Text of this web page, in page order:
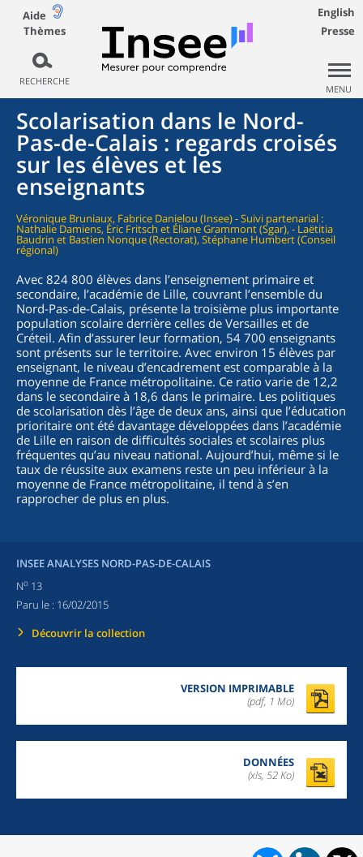
Aide
Thèmes
RECHERCHE
English
Presse
MENU
Scolarisation dans le Nord-
Pas-de-Calais : regards croisés
sur les élèves et les
enseignants
Véronique Bruniaux, Fabrice Danielou (Insee) - Suivi partenarial :
Nathalie Damiens, Éric Fritsch et Éliane Grammont (Sgar), - Laëtitia
Baudrin et Bastien Nonque (Rectorat), Stéphane Humbert (Conseil
régional)
Avec 824 800 élèves dans l’enseignement primaire et
secondaire, l’académie de Lille, couvrant l’ensemble du
Nord-Pas-de-Calais, présente la troisième plus importante
population scolaire derrière celles de Versailles et de
Créteil. Afin d’assurer leur formation, 54 700 enseignants
sont présents sur le territoire. Avec environ 15 élèves par
enseignant, le niveau d’encadrement est comparable à la
moyenne de France métropolitaine. Ce ratio varie de 12,2
dans le secondaire à 18,6 dans le primaire. Les politiques
de scolarisation dès l’âge de deux ans, ainsi que l’éducation
prioritaire ont été davantage développées dans l’académie
de Lille en raison de difficultés sociales et scolaires plus
fréquentes qu’au niveau national. Aujourd’hui, même si le
taux de réussite aux examens reste un peu inférieur à la
moyenne de France métropolitaine, il tend à s’en
rapprocher de plus en plus.
INSEE ANALYSES NORD-PAS-DE-CALAIS
No 13
Paru le : 16/02/2015
Découvrir la collection
VERSION IMPRIMABLE
(pdf, 1 Mo)
DONNÉES
(xls, 52 Ko)